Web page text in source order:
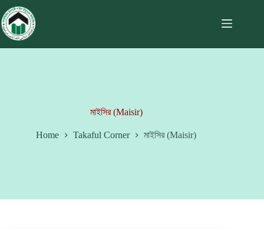
মাইসির (Maisir)
Home Takaful Corner মাইসির (Maisir)